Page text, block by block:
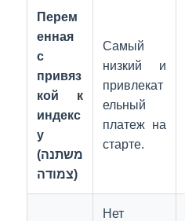
Перем
енная
с
привяз
кой к
индекс
у
(משתנה
צמודה)
Самый
низкий и
привлекат
ельный
платеж на
старте.
Нет